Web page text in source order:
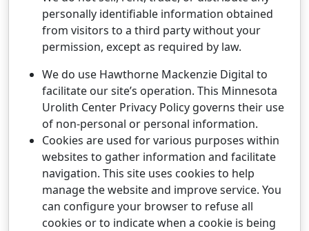
personally identifiable information obtained
from visitors to a third party without your
permission, except as required by law.
We do use Hawthorne Mackenzie Digital to
facilitate our site’s operation. This Minnesota
Urolith Center Privacy Policy governs their use
of non-personal or personal information.
Cookies are used for various purposes within
websites to gather information and facilitate
navigation. This site uses cookies to help
manage the website and improve service. You
can configure your browser to refuse all
cookies or to indicate when a cookie is being